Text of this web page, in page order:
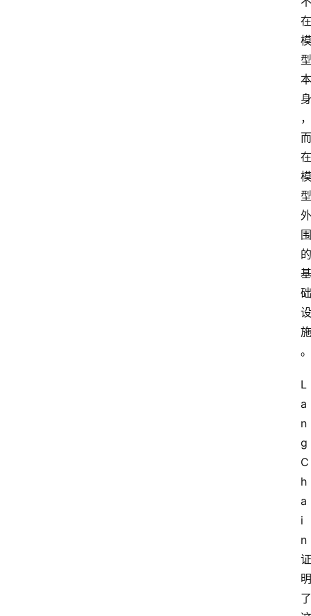
在
模
型
本
身
，
而
在
模
型
外
围
的
基
础
设
施
。
L
a
n
g
C
h
a
i
n
证
明
了